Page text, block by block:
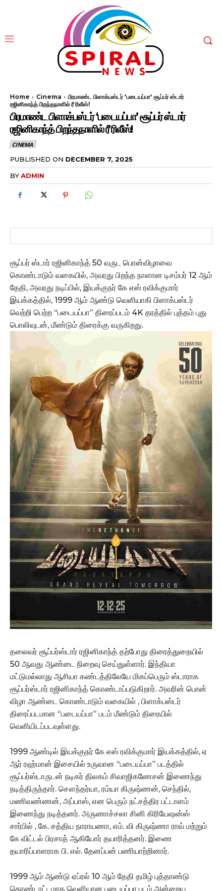
Home Cinema
பிரமாண்ட பிளாக்பஸ்டர் 'படையப்பா' சூப்பர் ஸ்டார்
ரஜினிகாந்த் பிறந்தநாளில் ரீ ரிலீஸ்!
பிரமாண்ட பிளாக்பஸ்டர் ‘படையப்பா’ சூப்பர் ஸ்டார்
ரஜினிகாந்த் பிறந்தநாளில் ரீ ரிலீஸ்!
CINEMA
PUBLISHED ON DECEMBER 7, 2025
BYADMIN
சூப்பர் ஸ்டார் ரஜினிகாந்த் 50 வருட பொன்விழாவை
கொண்டாடும் வகையில், அவரது பிறந்த நாளான டிசம்பர் 12 ஆம்
தேதி, அவரது நடிப்பில், இயக்குநர் கே எஸ் ரவிக்குமார்
இயக்கத்தில், 1999 ஆம் ஆண்டு வெளியாகி பிளாக்பஸ்டர்
வெற்றி பெற்ற “படையப்பா” திரைப்படம் 4K தரத்தில் புத்தம் புது
பொலிவுடன், மீண்டும் திரைக்கு வருகிறது.
தலைவர் சூப்பர்ஸ்டார் ரஜினிகாந்த் தற்போது திரைத்துறையில்
50 ஆவது ஆண்டை நிறைவு செய்துள்ளார். இந்தியா
மட்டுமல்லாது ஆசியா கண்டத்திலேயே மிகப்பெரும் ஸ்டாராக
சூப்பர்ஸ்டார் ரஜினிகாந்த் கொண்டாப்படுகிறார். அவரின் பொன்
விழா ஆண்டை கொண்டாடும் வகையில் , பிளாக்பஸ்டர்
திரைப்படமான “படையப்பா” படம் மீண்டும் திரையில்
வெளியிடப்படவுள்ளது.
1999 ஆண்டில் இயக்குநர் கே எஸ் ரவிக்குமார் இயக்கத்தில், ஏ
ஆர் ரஹ்மான் இசையில் உருவான “படையப்பா” படத்தில்
சூப்பர்ஸ்டாருடன் நடிகர் திலகம் சிவாஜிகணேசன் இணைந்து
நடித்திருந்தார். சௌந்தர்யா, ரம்யா கிருஷ்ணன், செந்தில்,
மணிவண்ணன், அப்பாஸ், என பெரும் நட்சத்திர பட்டாளம்
இணைந்து நடித்தனர். அருணாச்சலா சினி கிரியேஷன்ஸ்
சார்பில் , கே. சத்திய நாராயணா, எம். வி கிருஷ்ணா ராவ் மற்றும்
கே விட்டல் பிரசாத் ஆகியோர் தயாரித்தனர். இணை
தயாரிப்பாளராக பி. எல். தேனப்பன் பணியாற்றினார்.
1999 ஆம் ஆண்டு ஏப்ரல் 10 ஆம் தேதி தமிழ் புத்தாண்டு
கொண்டாட்டமாக வெளியான படையப்பா படம் அன்றைய